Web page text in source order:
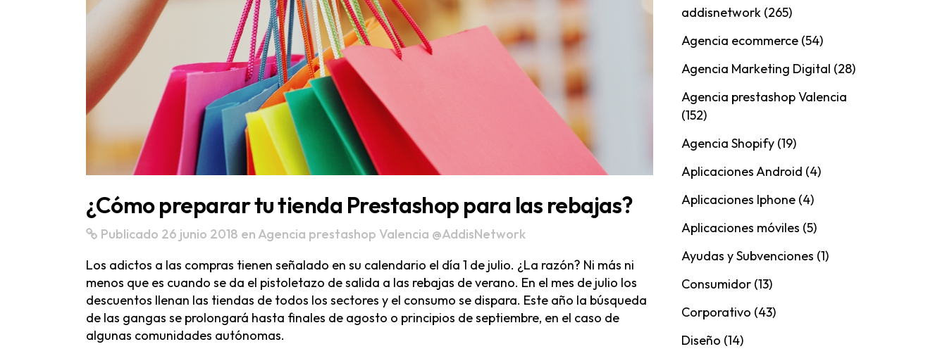
¿Cómo preparar tu tienda Prestashop para las rebajas?
Publicado 26 junio 2018 en Agencia prestashop Valencia @AddisNetwork
Los adictos a las compras tienen señalado en su calendario el día 1 de julio. ¿La razón? Ni más ni
menos que es cuando se da el pistoletazo de salida a las rebajas de verano. En el mes de julio los
descuentos llenan las tiendas de todos los sectores y el consumo se dispara. Este año la búsqueda
de las gangas se prolongará hasta finales de agosto o principios de septiembre, en el caso de
algunas comunidades autónomas.
addisnetwork (265)
Agencia ecommerce (54)
Agencia Marketing Digital (28)
Agencia prestashop Valencia
(152)
Agencia Shopify (19)
Aplicaciones Android (4)
Aplicaciones Iphone (4)
Aplicaciones móviles (5)
Ayudas y Subvenciones (1)
Consumidor (13)
Corporativo (43)
Diseño (14)